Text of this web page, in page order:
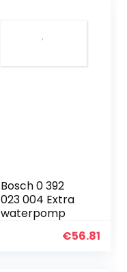
Bosch 0 392
023 004 Extra
waterpomp
€56.81